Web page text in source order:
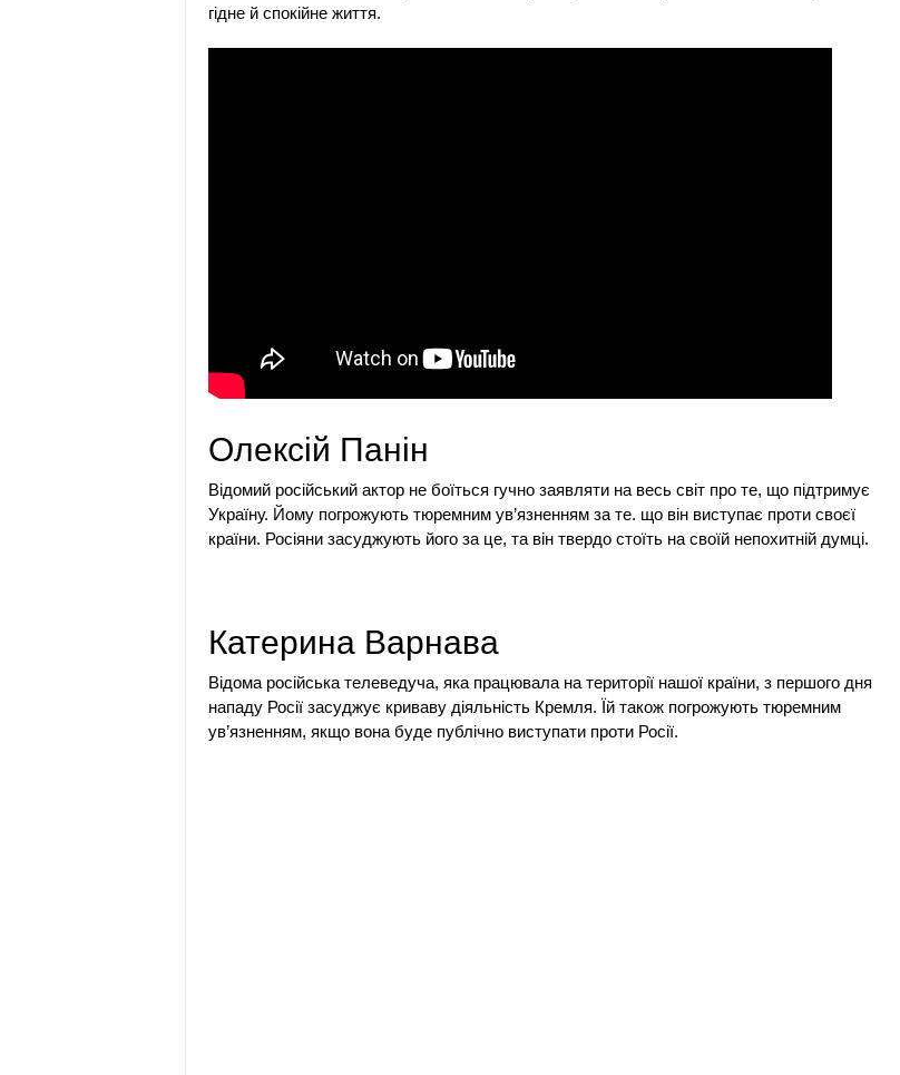
гідне й спокійне життя.
Олексій Панін
Відомий російський актор не боїться гучно заявляти на весь світ про те, що підтримує
Україну. Йому погрожують тюремним ув’язненням за те. що він виступає проти своєї
країни. Росіяни засуджують його за це, та він твердо стоїть на своїй непохитній думці.
Катерина Варнава
Відома російська телеведуча, яка працювала на території нашої країни, з першого дня
нападу Росії засуджує криваву діяльність Кремля. Їй також погрожують тюремним
ув’язненням, якщо вона буде публічно виступати проти Росії.